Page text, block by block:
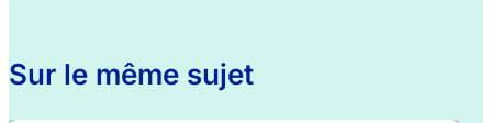
Sur le même sujet